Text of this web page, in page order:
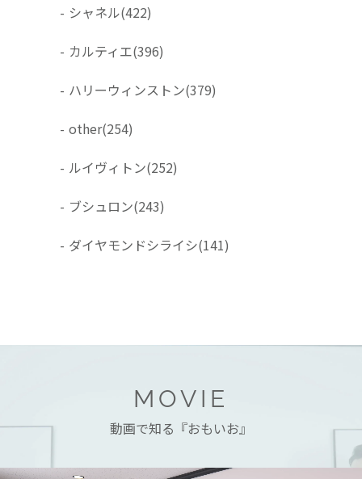
- シャネル(422)
- カルティエ(396)
- ハリーウィンストン(379)
- other(254)
- ルイヴィトン(252)
- ブシュロン(243)
- ダイヤモンドシライシ(141)
MOVIE
動画で知る『おもいお』